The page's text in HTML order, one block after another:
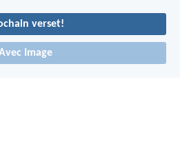
verset!
Image